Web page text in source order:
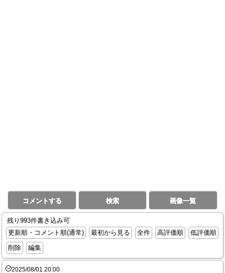
コメントする 検索 画像一覧
残り993件書き込み可
更新順・コメント順(通常)
最初から見る 全件 高評価順
低評価順
削除
編集
2025/08/01 20:00